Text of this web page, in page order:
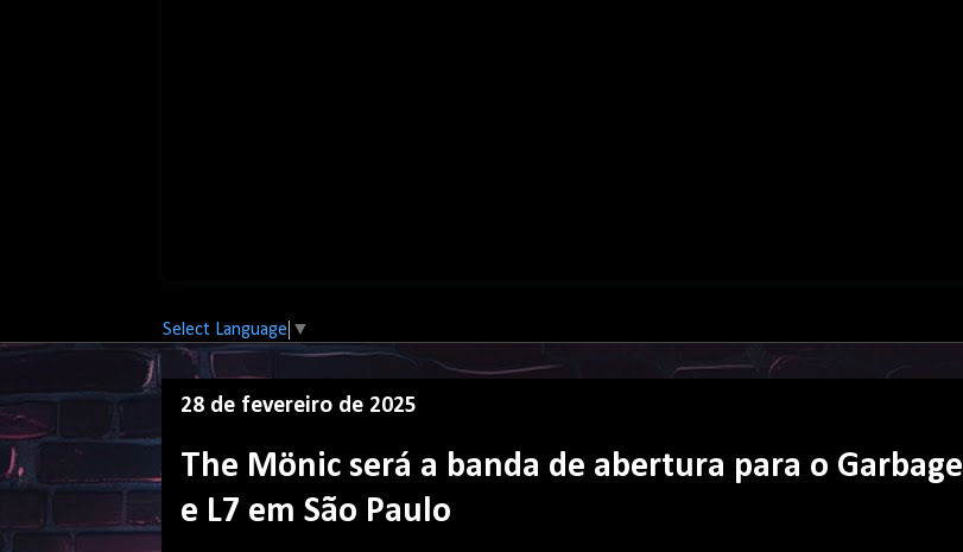
Select Language ▼
28 de fevereiro de 2025
The Mönic será a banda de abertura para o Garbage
e L7 em São Paulo